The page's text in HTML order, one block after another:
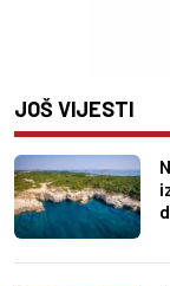
JOŠ VIJESTI